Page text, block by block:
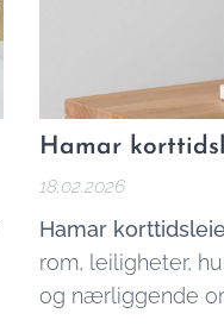
Hamar
18.02.2026
Hamar
rom, leiligheter,
og nærliggende